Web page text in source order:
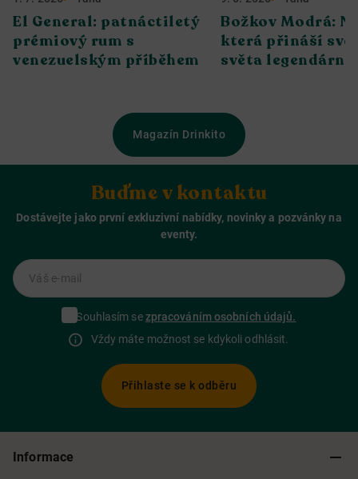
El General: patnáctiletý
prémiový rum s
venezuelským příběhem
Božkov Modrá:
která přináší
světa legendární
Magazín Drinkito
Buďme v kontaktu
Dostávejte jako první exkluzivní nabídky, novinky a pozvánky na
eventy.
Váš e-mail
Souhlasím sezpracováním osobních údajů.
Vždy máte možnost se kdykoli odhlásit.
Přihlaste se k odběru
Informace